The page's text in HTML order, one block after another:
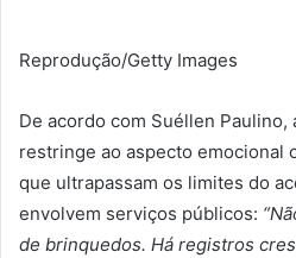
Reprodução/Getty Images
De acordo com Suéllen Paulino,
restringe ao aspecto emocional
que ultrapassam os limites do
envolvem serviços públicos:
de brinquedos. Há registros